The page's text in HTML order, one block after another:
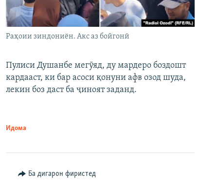
Раҳоии зиндониён. Акс аз бойгонӣ
Пулиси Душанбе мегӯяд, ду мардеро боздошт
кардааст, ки бар асоси қонуни афв озод шуда,
лекин боз даст ба ҷиноят заданд.
Идома
Ба дигарон фиристед